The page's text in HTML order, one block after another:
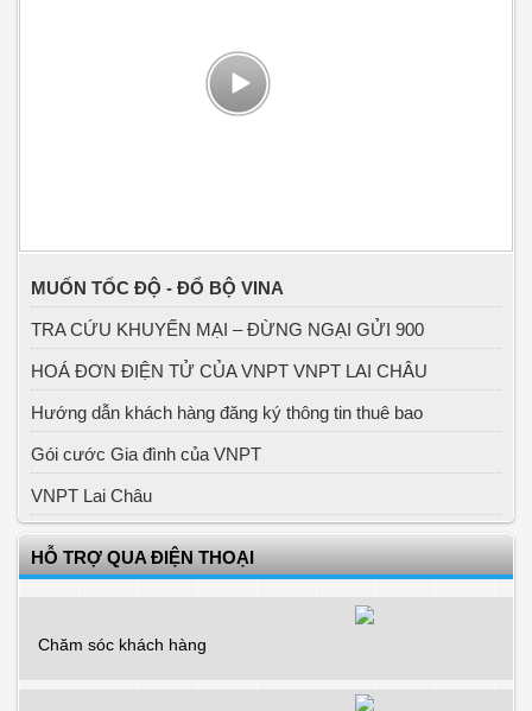
MUỐN TỐC ĐỘ - ĐỔ BỘ VINA
TRA CỨU KHUYẾN MẠI – ĐỪNG NGẠI GỬI 900
HOÁ ĐƠN ĐIỆN TỬ CỦA VNPT VNPT LAI CHÂU
Hướng dẫn khách hàng đăng ký thông tin thuê bao
Gói cước Gia đình của VNPT
VNPT Lai Châu
HỖ TRỢ QUA ĐIỆN THOẠI
Chăm sóc khách hàng